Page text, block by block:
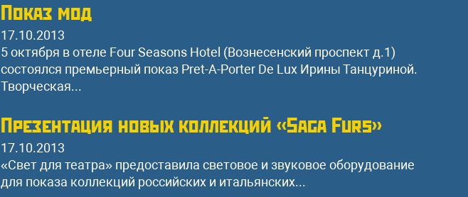
Показ мод
17.10.2013
5 октября в отеле Four Seasons Hotel (Вознесенский проспект д.1)
состоялся премьерный показ Pret-A-Porter De Lux Ирины Танцуриной.
Творческая...
Презентация новых коллекций «Saga Furs»
17.10.2013
«Свет для театра» предоставила световое и звуковое оборудование
для показа коллекций российских и итальянских...